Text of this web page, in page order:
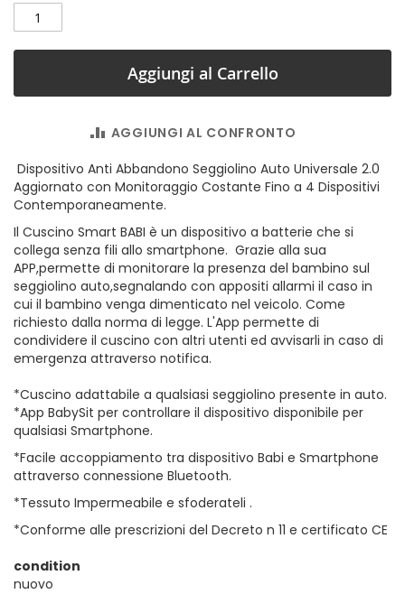
Aggiungi al Carrello
AGGIUNGI AL CONFRONTO
Dispositivo Anti Abbandono Seggiolino Auto Universale 2.0
Aggiornato con Monitoraggio Costante Fino a 4 Dispositivi
Contemporaneamente.
Il Cuscino Smart BABI è un dispositivo a batterie che si
collega senza fili allo smartphone. Grazie alla sua
APP,permette di monitorare la presenza del bambino sul
seggiolino auto,segnalando con appositi allarmi il caso in
cui il bambino venga dimenticato nel veicolo. Come
richiesto dalla norma di legge. L'App permette di
condividere il cuscino con altri utenti ed avvisarli in caso di
emergenza attraverso notifica.
*Cuscino adattabile a qualsiasi seggiolino presente in auto.
*App BabySit per controllare il dispositivo disponibile per
qualsiasi Smartphone.
*Facile accoppiamento tra dispositivo Babi e Smartphone
attraverso connessione Bluetooth.
*Tessuto Impermeabile e sfoderateli .
*Conforme alle prescrizioni del Decreto n 11 e certificato CE
condition
nuovo